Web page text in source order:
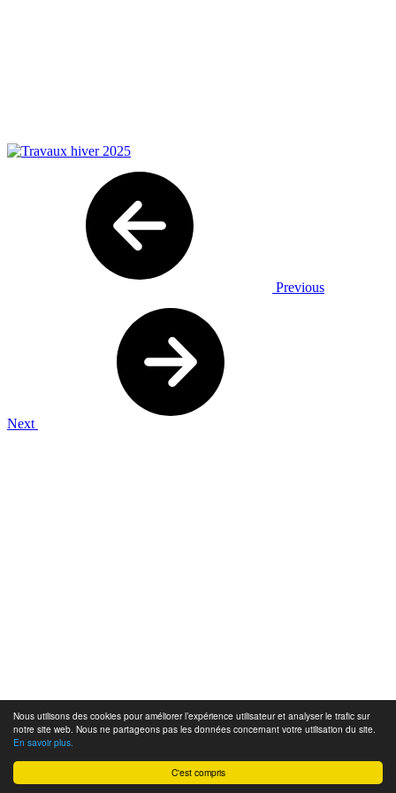
C'est compris
Nous utilisons des cookies pour améliorer l’expérience utilisateur et analyser le trafic sur
notre site web. Nous ne partageons pas les données concernant votre utilisation du site.
En savoir plus.
Previous
Next